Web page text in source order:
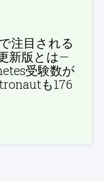
注目される
新版とは—
受験数が
も176